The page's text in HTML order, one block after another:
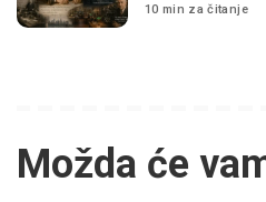
10 min za čitanje
Možda će